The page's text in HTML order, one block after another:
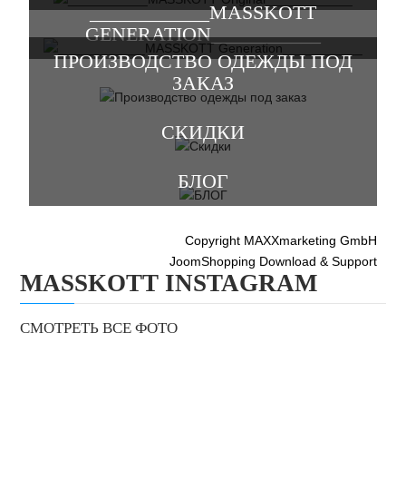
____________MASSKOTT
GENERATION___________
ПРОИЗВОДСТВО ОДЕЖДЫ ПОД
ЗАКАЗ
СКИДКИ
БЛОГ
Copyright MAXXmarketing GmbH
JoomShopping Download & Support
MASSKOTT INSTAGRAM
СМОТРЕТЬ ВСЕ ФОТО